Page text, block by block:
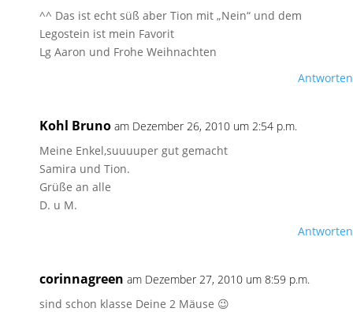
^^ Das ist echt süß aber Tion mit „Nein“ und dem
Legostein ist mein Favorit
Lg Aaron und Frohe Weihnachten
Antworten
Kohl Bruno am Dezember 26, 2010 um 2:54 p.m.
Meine Enkel,suuuuper gut gemacht
Samira und Tion.
Grüße an alle
D. u M.
Antworten
corinnagreen am Dezember 27, 2010 um 8:59 p.m.
sind schon klasse Deine 2 Mäuse 😉